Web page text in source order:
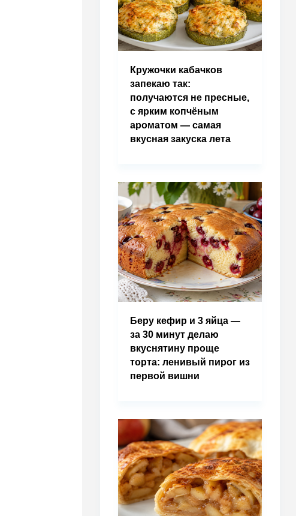
Кружочки кабачков
запекаю так:
получаются не пресные,
с ярким копчёным
ароматом — самая
вкусная закуска лета
Беру кефир и 3 яйца —
за 30 минут делаю
вкуснятину проще
торта: ленивый пирог из
первой вишни